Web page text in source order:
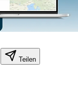
Teilen